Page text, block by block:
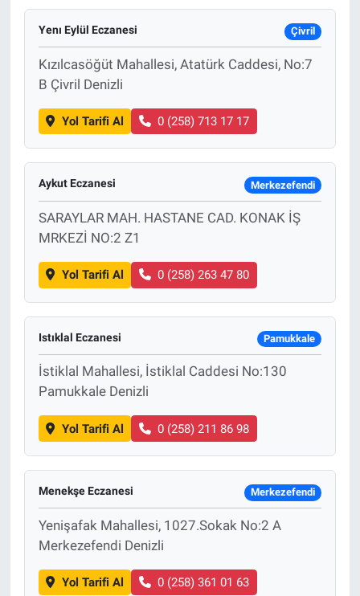
Yenı Eylül Eczanesi Çivril
Kızılcasöğüt Mahallesi, Atatürk Caddesi, No:7
B Çivril Denizli
Yol Tarifi Al 0 (258) 713 17 17
Aykut Eczanesi Merkezefendi
SARAYLAR MAH. HASTANE CAD. KONAK İŞ
MRKEZİ NO:2 Z1
Yol Tarifi Al 0 (258) 263 47 80
Istıklal Eczanesi Pamukkale
İstiklal Mahallesi, İstiklal Caddesi No:130
Pamukkale Denizli
Yol Tarifi Al 0 (258) 211 86 98
Menekşe Eczanesi Merkezefendi
Yenişafak Mahallesi, 1027.Sokak No:2 A
Merkezefendi Denizli
Yol Tarifi Al 0 (258) 361 01 63